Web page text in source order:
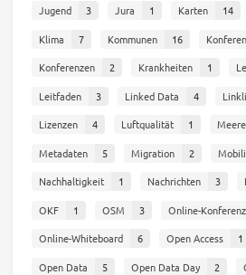
Jugend
3 Jura 1 Karten 14
Klima
7 Kommunen 16
Konferenzen
2 Krankheiten 1
Leitfaden
3 Linked Data 4
Lizenzen
4 Luftqualität 1 Meere
Metadaten
5 Migration 2
Nachhaltigkeit
1 Nachrichten 3
OKF
1 OSM 3 Online-Konferenz
Online-Whiteboard
6 Open Access 1
Open Data
5 Open Data Day 2